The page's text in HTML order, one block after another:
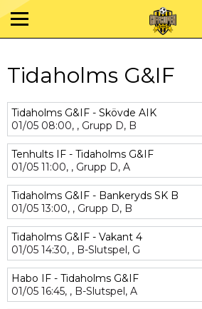
Tidaholms G&IF
Tidaholms G&IF - Skövde AIK
01/05 08:00, , Grupp D, B
Tenhults IF - Tidaholms G&IF
01/05 11:00, , Grupp D, A
Tidaholms G&IF - Bankeryds SK B
01/05 13:00, , Grupp D, B
Tidaholms G&IF - Vakant 4
01/05 14:30, , B-Slutspel, G
Habo IF - Tidaholms G&IF
01/05 16:45, , B-Slutspel, A